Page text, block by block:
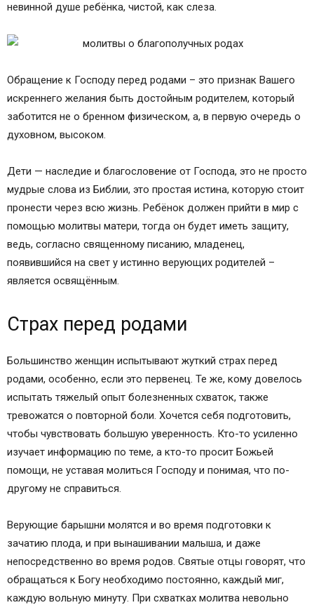
невинной душе ребёнка, чистой, как слеза.
Обращение к Господу перед родами – это признак Вашего
искреннего желания быть достойным родителем, который
заботится не о бренном физическом, а, в первую очередь о
духовном, высоком.
Дети — наследие и благословение от Господа, это не просто
мудрые слова из Библии, это простая истина, которую стоит
пронести через всю жизнь. Ребёнок должен прийти в мир с
помощью молитвы матери, тогда он будет иметь защиту,
ведь, согласно священному писанию, младенец,
появившийся на свет у истинно верующих родителей –
является освящённым.
Страх перед родами
Большинство женщин испытывают жуткий страх перед
родами, особенно, если это первенец. Те же, кому довелось
испытать тяжелый опыт болезненных схваток, также
тревожатся о повторной боли. Хочется себя подготовить,
чтобы чувствовать большую уверенность. Кто-то усиленно
изучает информацию по теме, а кто-то просит Божьей
помощи, не уставая молиться Господу и понимая, что по-
другому не справиться.
Верующие барышни молятся и во время подготовки к
зачатию плода, и при вынашивании малыша, и даже
непосредственно во время родов. Святые отцы говорят, что
обращаться к Богу необходимо постоянно, каждый миг,
каждую вольную минуту. При схватках молитва невольно